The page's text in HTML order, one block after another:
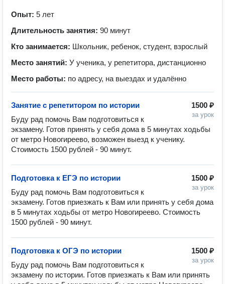
Опыт: 5 лет
Длительность занятия: 90 минут
Кто занимается: Школьник, ребенок, студент, взрослый
Место занятий: У ученика, у репетитора, дистанционно
Место работы: по адресу, на выездах и удалённо
1500 ₽
за урок
Занятие с репетитором по истории
Буду рад помочь Вам подготовиться к
экзамену. Готов принять у себя дома в 5 минутах ходьбы
от метро Новогиреево, возможен выезд к ученику.
Стоимость 1500 рублей - 90 минут.
1500 ₽
за урок
Подготовка к ЕГЭ по истории
Буду рад помочь Вам подготовиться к
экзамену. Готов приезжать к Вам или принять у себя дома
в 5 минутах ходьбы от метро Новогиреево. Стоимость
1500 рублей - 90 минут.
1500 ₽
за урок
Подготовка к ОГЭ по истории
Буду рад помочь Вам подготовиться к
экзамену по истории. Готов приезжать к Вам или принять